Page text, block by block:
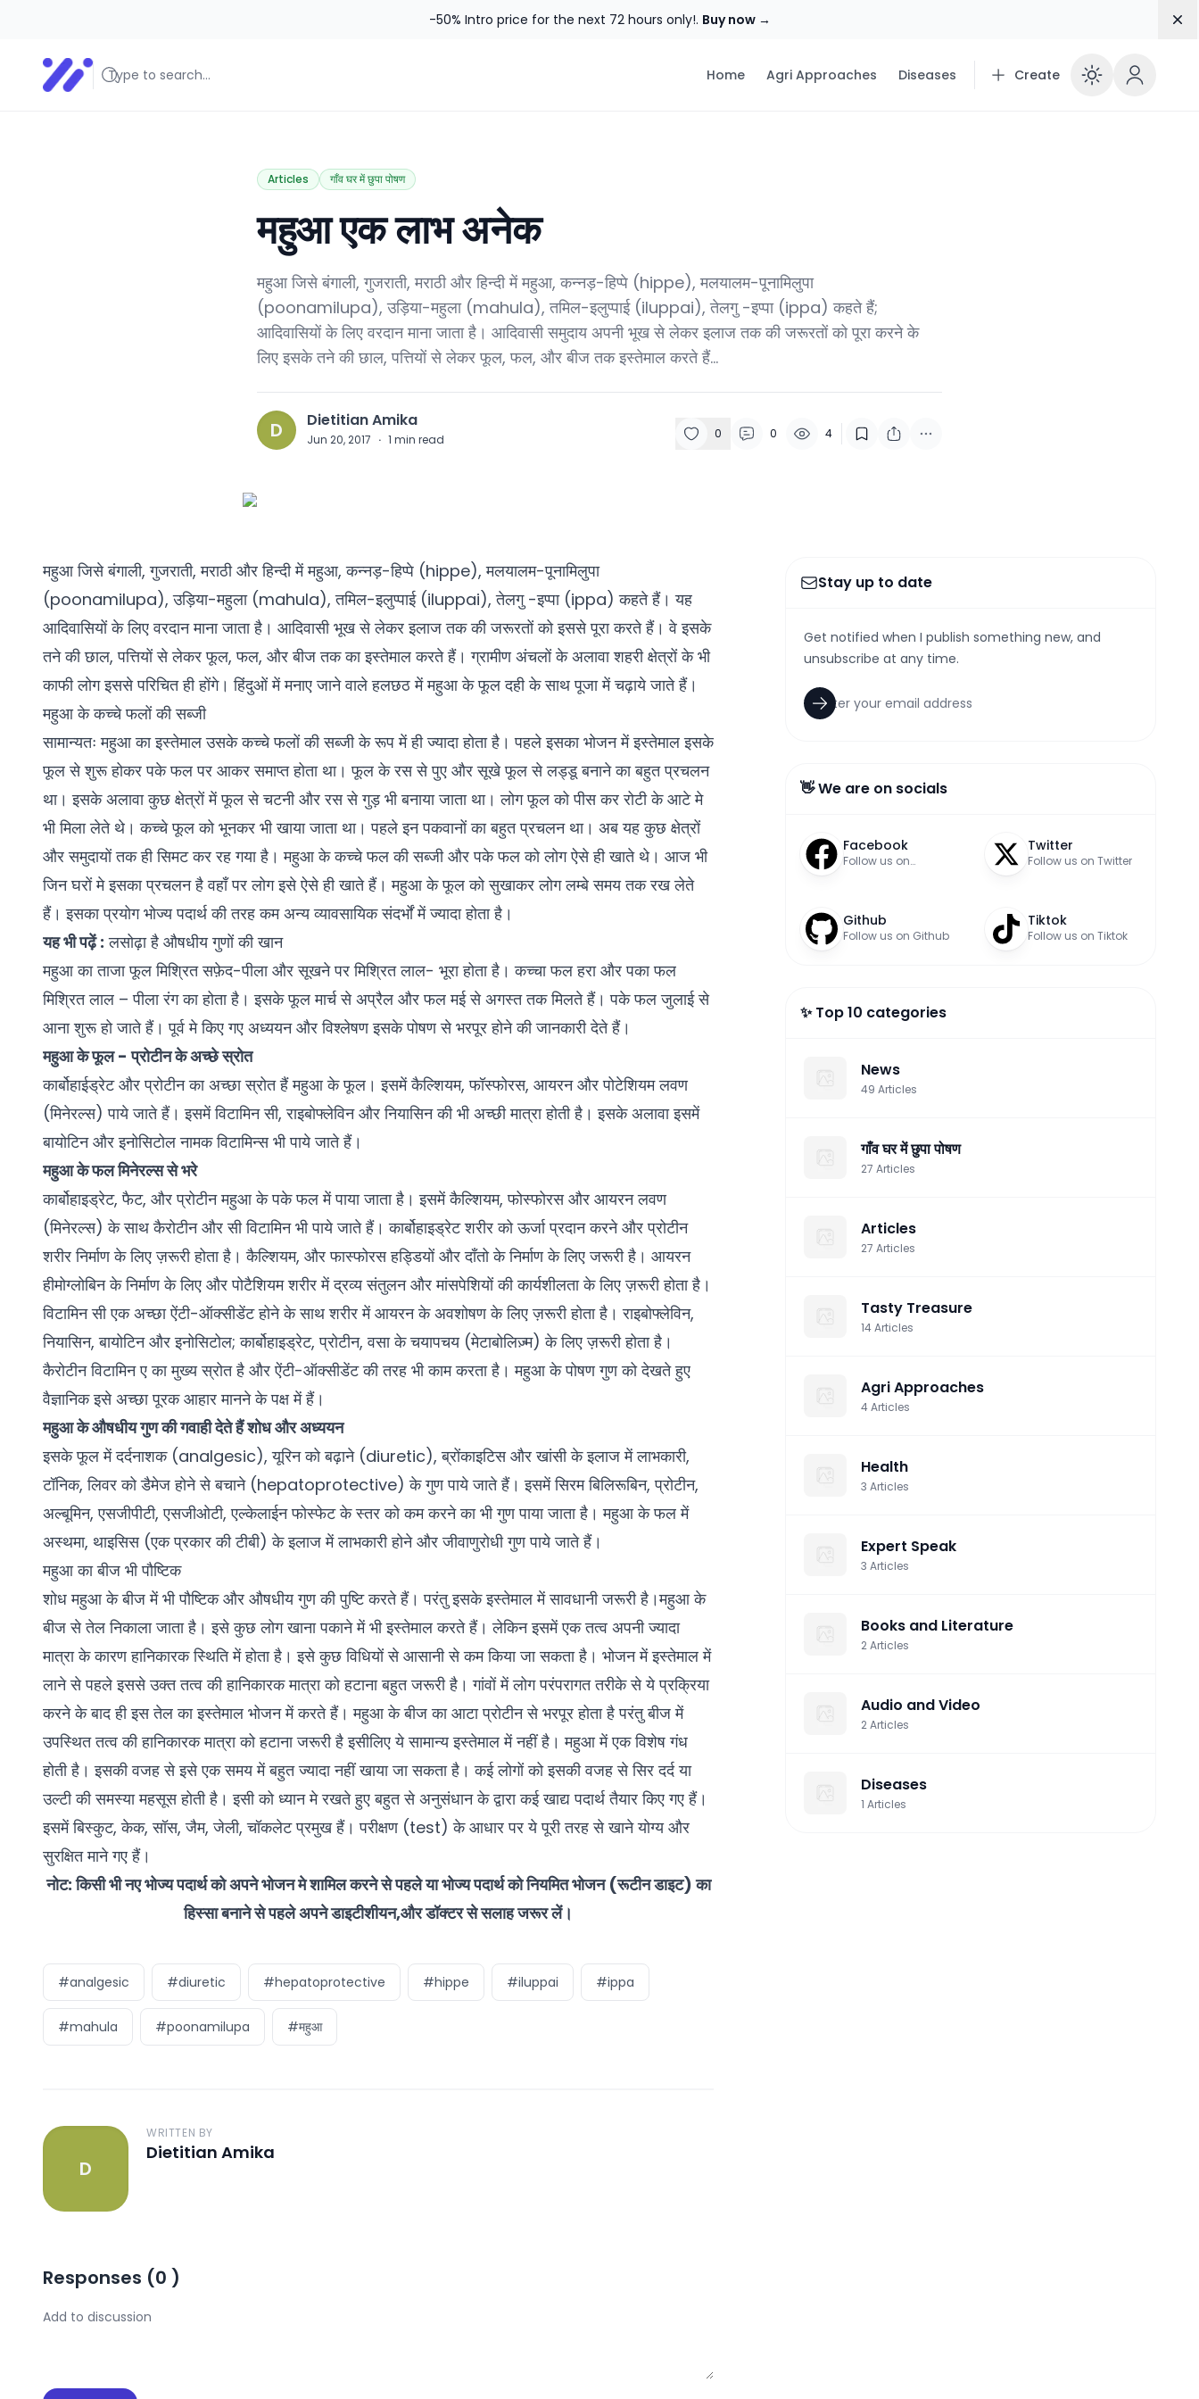
-50% Intro price for the next 72 hours only!. Buy now →
Amika Chitranshi
My WordPress Blog Home Agri Approaches Diseases Create Enable
Articles गाँव घर में छुपा पोषण
महुआ एक लाभ अनेक
महुआ जिसे बंगाली, गुजराती, मराठी और हिन्दी में महुआ, कन्नड़-हिप्पे (hippe), मलयालम-पूनामिलुपा
(poonamilupa), उड़िया-महुला (mahula), तमिल-इलुप्पाई (iluppai), तेलगु -इप्पा (ippa) कहते हैं;
आदिवासियों के लिए वरदान माना जाता है। आदिवासी समुदाय अपनी भूख से लेकर इलाज तक की जरूरतों को पूरा करने के
लिए इसके तने की छाल, पत्तियों से लेकर फूल, फल, और बीज तक इस्तेमाल करते हैं…
D Dietitian Amika
Jun 20, 2017 · 1 min read 0 0 4
महुआ जिसे बंगाली, गुजराती, मराठी और हिन्दी में महुआ, कन्नड़-हिप्पे (hippe), मलयालम-पूनामिलुपा
(poonamilupa), उड़िया-महुला (mahula), तमिल-इलुप्पाई (iluppai), तेलगु -इप्पा (ippa) कहते हैं। यह
आदिवासियों के लिए वरदान माना जाता है। आदिवासी भूख से लेकर इलाज तक की जरूरतों को इससे पूरा करते हैं। वे इसके
तने की छाल, पत्तियों से लेकर फूल, फल, और बीज तक का इस्तेमाल करते हैं। ग्रामीण अंचलों के अलावा शहरी क्षेत्रों के भी
काफी लोग इससे परिचित ही होंगे। हिंदुओं में मनाए जाने वाले हलछठ में महुआ के फूल दही के साथ पूजा में चढ़ाये जाते हैं।
महुआ के कच्चे फलों की सब्जी
सामान्यतः महुआ का इस्तेमाल उसके कच्चे फलों की सब्जी के रूप में ही ज्यादा होता है। पहले इसका भोजन में इस्तेमाल इसके
फूल से शुरू होकर पके फल पर आकर समाप्त होता था। फूल के रस से पुए और सूखे फूल से लड्डू बनाने का बहुत प्रचलन
था। इसके अलावा कुछ क्षेत्रों में फूल से चटनी और रस से गुड़ भी बनाया जाता था। लोग फूल को पीस कर रोटी के आटे मे
भी मिला लेते थे। कच्चे फूल को भूनकर भी खाया जाता था। पहले इन पकवानों का बहुत प्रचलन था। अब यह कुछ क्षेत्रों
और समुदायों तक ही सिमट कर रह गया है। महुआ के कच्चे फल की सब्जी और पके फल को लोग ऐसे ही खाते थे। आज भी
जिन घरों मे इसका प्रचलन है वहाँ पर लोग इसे ऐसे ही खाते हैं। महुआ के फूल को सुखाकर लोग लम्बे समय तक रख लेते
हैं। इसका प्रयोग भोज्य पदार्थ की तरह कम अन्य व्यावसायिक संदर्भों में ज्यादा होता है।
यह भी पढ़ें : लसोढ़ा है औषधीय गुणों की खान
महुआ का ताजा फूल मिश्रित सफ़ेद-पीला और सूखने पर मिश्रित लाल- भूरा होता है। कच्चा फल हरा और पका फल
मिश्रित लाल – पीला रंग का होता है। इसके फूल मार्च से अप्रैल और फल मई से अगस्त तक मिलते हैं। पके फल जुलाई से
आना शुरू हो जाते हैं। पूर्व मे किए गए अध्ययन और विश्लेषण इसके पोषण से भरपूर होने की जानकारी देते हैं।
महुआ के फूल - प्रोटीन के अच्छे स्रोत
कार्बोहाईड्रेट और प्रोटीन का अच्छा स्रोत हैं महुआ के फूल। इसमें कैल्शियम, फॉस्फोरस, आयरन और पोटेशियम लवण
(मिनेरल्स) पाये जाते हैं। इसमें विटामिन सी, राइबोफ्लेविन और नियासिन की भी अच्छी मात्रा होती है। इसके अलावा इसमें
बायोटिन और इनोसिटोल नामक विटामिन्स भी पाये जाते हैं।
महुआ के फल मिनेरल्स से भरे
कार्बोहाइड्रेट, फैट, और प्रोटीन महुआ के पके फल में पाया जाता है। इसमें कैल्शियम, फोस्फोरस और आयरन लवण
(मिनेरल्स) के साथ कैरोटीन और सी विटामिन भी पाये जाते हैं। कार्बोहाइड्रेट शरीर को ऊर्जा प्रदान करने और प्रोटीन
शरीर निर्माण के लिए ज़रूरी होता है। कैल्शियम, और फास्फोरस हड्डियों और दाँतो के निर्माण के लिए जरूरी है। आयरन
हीमोग्लोबिन के निर्माण के लिए और पोटैशियम शरीर में द्रव्य संतुलन और मांसपेशियों की कार्यशीलता के लिए ज़रूरी होता है।
विटामिन सी एक अच्छा ऐंटी-ऑक्सीडेंट होने के साथ शरीर में आयरन के अवशोषण के लिए ज़रूरी होता है। राइबोफ्लेविन,
नियासिन, बायोटिन और इनोसिटोल; कार्बोहाइड्रेट, प्रोटीन, वसा के चयापचय (मेटाबोलिज़्म) के लिए ज़रूरी होता है।
कैरोटीन विटामिन ए का मुख्य स्रोत है और ऐंटी-ऑक्सीडेंट की तरह भी काम करता है। महुआ के पोषण गुण को देखते हुए
वैज्ञानिक इसे अच्छा पूरक आहार मानने के पक्ष में हैं।
महुआ के औषधीय गुण की गवाही देते हैं शोध और अध्ययन
इसके फूल में दर्दनाशक (analgesic), यूरिन को बढ़ाने (diuretic), ब्रोंकाइटिस और खांसी के इलाज में लाभकारी,
टॉनिक, लिवर को डैमेज होने से बचाने (hepatoprotective) के गुण पाये जाते हैं। इसमें सिरम बिलिरूबिन, प्रोटीन,
अल्बूमिन, एसजीपीटी, एसजीओटी, एल्केलाईन फोस्फेट के स्तर को कम करने का भी गुण पाया जाता है। महुआ के फल में
अस्थमा, थाइसिस (एक प्रकार की टीबी) के इलाज में लाभकारी होने और जीवाणुरोधी गुण पाये जाते हैं।
महुआ का बीज भी पौष्टिक
शोध महुआ के बीज में भी पौष्टिक और औषधीय गुण की पुष्टि करते हैं। परंतु इसके इस्तेमाल में सावधानी जरूरी है।महुआ के
बीज से तेल निकाला जाता है। इसे कुछ लोग खाना पकाने में भी इस्तेमाल करते हैं। लेकिन इसमें एक तत्व अपनी ज्यादा
मात्रा के कारण हानिकारक स्थिति में होता है। इसे कुछ विधियों से आसानी से कम किया जा सकता है। भोजन में इस्तेमाल में
लाने से पहले इससे उक्त तत्व की हानिकारक मात्रा को हटाना बहुत जरूरी है। गांवों में लोग परंपरागत तरीके से ये प्रक्रिया
करने के बाद ही इस तेल का इस्तेमाल भोजन में करते हैं। महुआ के बीज का आटा प्रोटीन से भरपूर होता है परंतु बीज में
उपस्थित तत्व की हानिकारक मात्रा को हटाना जरूरी है इसीलिए ये सामान्य इस्तेमाल में नहीं है। महुआ में एक विशेष गंध
होती है। इसकी वजह से इसे एक समय में बहुत ज्यादा नहीं खाया जा सकता है। कई लोगों को इसकी वजह से सिर दर्द या
उल्टी की समस्या महसूस होती है। इसी को ध्यान मे रखते हुए बहुत से अनुसंधान के द्वारा कई खाद्य पदार्थ तैयार किए गए हैं।
इसमें बिस्कुट, केक, सॉस, जैम, जेली, चॉकलेट प्रमुख हैं। परीक्षण (test) के आधार पर ये पूरी तरह से खाने योग्य और
सुरक्षित माने गए हैं।
नोट: किसी भी नए भोज्य पदार्थ को अपने भोजन मे शामिल करने से पहले या भोज्य पदार्थ को नियमित भोजन (रूटीन डाइट) का
हिस्सा बनाने से पहले अपने डाइटीशीयन,और डॉक्टर से सलाह जरूर लें।
#analgesic #diuretic #hepatoprotective #hippe #iluppai #ippa
#mahula #poonamilupa #महुआ
D
WRITTEN BY
Dietitian Amika
Responses (0 )
Stay up to date
Get notified when I publish something new, and
unsubscribe at any time.
👋 We are on socials
Facebook
Follow us on
Twitter
Follow us on Twitter
Github
Follow us on Github
Tiktok
Follow us on Tiktok
✨ Top 10 categories
News
49 Articles
गाँव घर में छुपा पोषण
27 Articles
Articles
27 Articles
Tasty Treasure
14Articles
Agri Approaches
4Articles
Health
3 Articles
Expert Speak
3 Articles
Books and Literature
2Articles
Audio and Video
2Articles
Diseases
1 Articles